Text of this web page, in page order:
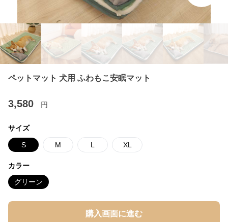
ペットマット 犬用 ふわもこ安眠マット
3,580 円
サイズ
S M L XL
カラー
グリーン
購入画面に進む